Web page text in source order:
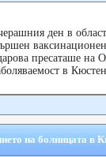
ден в
пресаташе на
в
на болницата в